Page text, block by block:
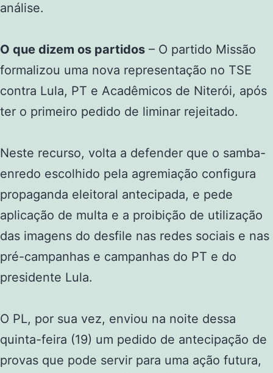
análise.
O que dizem os partidos – O partido Missão
formalizou uma nova representação no TSE
contra Lula, PT e Acadêmicos de Niterói, após
ter o primeiro pedido de liminar rejeitado.
Neste recurso, volta a defender que o samba-
enredo escolhido pela agremiação configura
propaganda eleitoral antecipada, e pede
aplicação de multa e a proibição de utilização
das imagens do desfile nas redes sociais e nas
pré-campanhas e campanhas do PT e do
presidente Lula.
O PL, por sua vez, enviou na noite dessa
quinta-feira (19) um pedido de antecipação de
provas que pode servir para uma ação futura,